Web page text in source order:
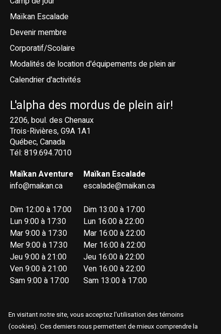
Maïkan Escalade
Devenir membre
Corporatif/Scolaire
Modalités de location d'équipements de plein air
Calendrier d'activités
L'alpha des mordus de plein air!
2206, boul. des Chenaux
Trois-Rivières, G9A 1A1
Québec, Canada
Tél: 819.694.7010
Maïkan Aventure
info@maikan.ca
Dim 12:00 à 17:00
Lun 9:00 à 17:30
Mar 9:00 à 17:30
Mer 9:00 à 17:30
Jeu 9:00 à 21:00
Ven 9:00 à 21:00
Sam 9:00 à 17:00
Maïkan Escalade
escalade@maikan.ca
Dim 13:00 à 17:00
Lun 16:00 à 22:00
Mar 16:00 à 22:00
Mer 16:00 à 22:00
Jeu 16:00 à 22:00
Ven 16:00 à 22:00
Sam 13:00 à 17:00
En visitant notre site, vous acceptez l'utilisation des témoins
(cookies). Ces derniers nous permettent de mieux comprendre la